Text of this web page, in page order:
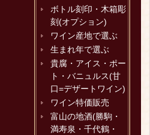
ボトル刻印・木箱彫
刻(オプション)
ワイン産地で選ぶ
生まれ年で選ぶ
貴腐・アイス・ポー
ト・バニュルス(甘
口=デザートワイン)
ワイン特価販売
富山の地酒(勝駒・
満寿泉・千代鶴・